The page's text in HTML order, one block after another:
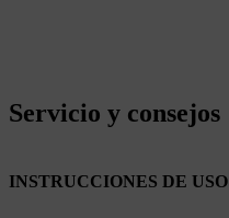
Servicio y consejos
INSTRUCCIONES DE USO